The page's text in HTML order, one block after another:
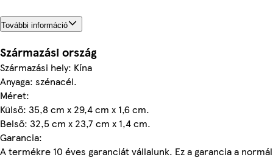
További információ
Származási ország
Származási hely: Kína
Anyaga: szénacél.
Méret:
Külső: 35,8 cm x 29,4 cm x 1,6 cm.
Belső: 32,5 cm x 23,7 cm x 1,4 cm.
Garancia:
A termékre 10 éves garanciát vállalunk. Ez a garancia a normál